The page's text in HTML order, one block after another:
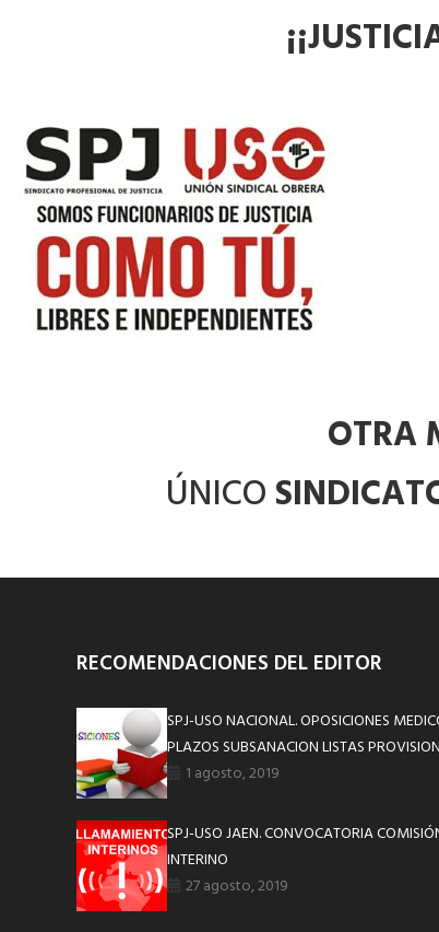
OTRA
ÚNICO
RECOMENDACIONES DEL EDITOR
SPJ-USO NACIONAL. OPOSICIONES
PLAZOS SUBSANACION LISTAS
1 agosto, 2019
SPJ-USO JAEN. CONVOCATORIA
INTERINO
27 agosto, 2019